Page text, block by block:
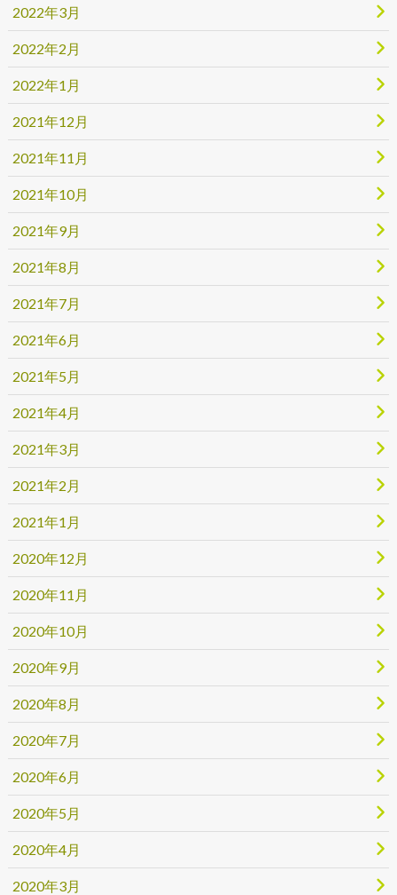
2022年3月
2022年2月
2022年1月
2021年12月
2021年11月
2021年10月
2021年9月
2021年8月
2021年7月
2021年6月
2021年5月
2021年4月
2021年3月
2021年2月
2021年1月
2020年12月
2020年11月
2020年10月
2020年9月
2020年8月
2020年7月
2020年6月
2020年5月
2020年4月
2020年3月